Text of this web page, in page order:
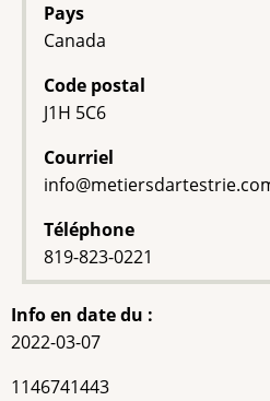
Pays
Canada
Code postal
J1H 5C6
Courriel
Téléphone
819-823-0221
Info en date du :
2022-03-07
NEQ
1146741443